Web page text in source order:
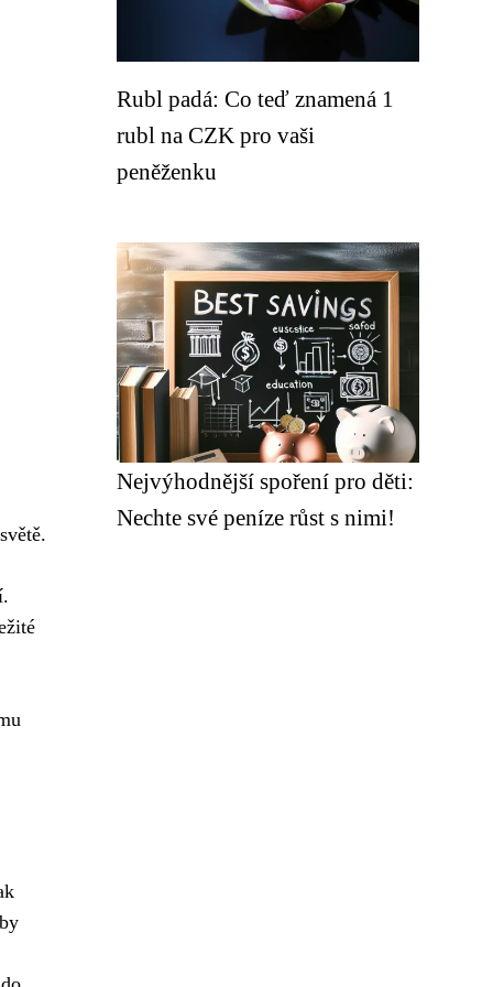
Rubl padá: Co teď znamená 1
rubl na CZK pro vaši
peněženku
Nejvýhodnější spoření pro děti:
Nechte své peníze růst s nimi!